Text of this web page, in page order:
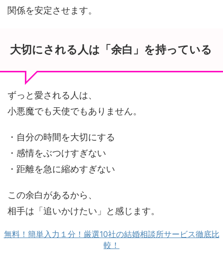
関係を安定させます。
大切にされる人は「余白」を持っている
ずっと愛される人は、
小悪魔でも天使でもありません。
・自分の時間を大切にする
・感情をぶつけすぎない
・距離を急に縮めすぎない
この余白があるから、
相手は「追いかけたい」と感じます。
無料！簡単入力１分！厳選10社の結婚相談所サービス徹底比
較！